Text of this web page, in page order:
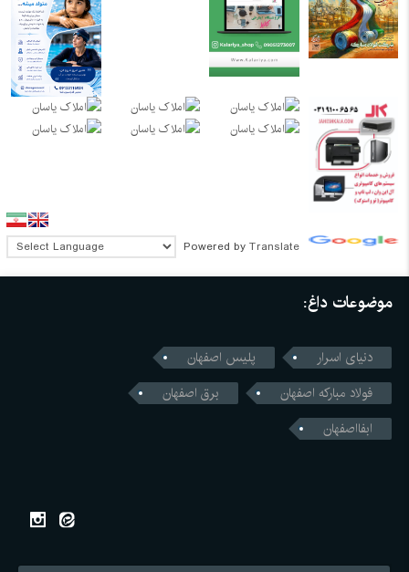
Powered by Translate
موضوعات داغ:
دنیای اسرار
پلیس اصفهان
فولاد مبارکه اصفهان
برق اصفهان
ابفااصفهان